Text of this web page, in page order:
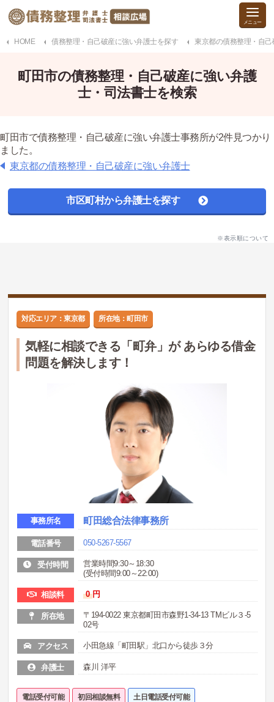
HOME 債務整理・自己破産に強い弁護士を探す 東京都の債務整理・自
町田市の債務整理・自己破産に強い弁護
士・司法書士を検索
町田市で債務整理・自己破産に強い弁護士事務所が2件見つかり
ました。
東京都の債務整理・自己破産に強い弁護士
市区町村から弁護士を探す
※表示順について
対応エリア：東京都 所在地：町田市
気軽に相談できる「町弁」が あらゆる借金
問題を解決します！
事務所名 町田総合法律事務所
電話番号 050-5267-5567
受付時間
営業時間9:30～18:30
(受付時間9:00～22:00)
相談料 0 円
所在地
〒194-0022 東京都町田市森野1-34-13 TMビル３-5
02号
アクセス 小田急線「町田駅」北口から徒歩３分
弁護士 森川 洋平
電話受付可能 初回相談無料 土日電話受付可能